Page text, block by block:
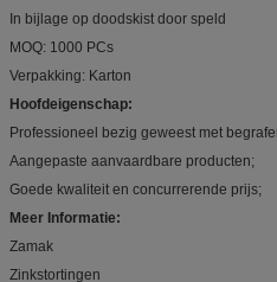
In bijlage op doodskist door speld
MOQ: 1000 PCs
Verpakking: Karton
Hoofdeigenschap:
Professioneel bezig geweest met
Aangepaste aanvaardbare producten;
Goede kwaliteit en concurrerende prijs;
Meer Informatie:
Zamak
Zinkstortingen